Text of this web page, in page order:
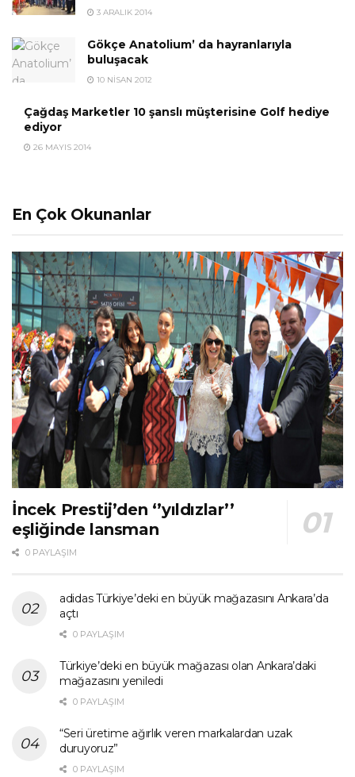
3 ARALIK 2014
Gökçe Anatolium’ da hayranlarıyla
buluşacak
10 NISAN 2012
Çağdaş Marketler 10 şanslı müşterisine Golf hediye
ediyor
26 MAYIS 2014
En Çok Okunanlar
İncek Prestij’den ‘’yıldızlar’’
eşliğinde lansman
0 PAYLAŞIM
adidas Türkiye’deki en büyük mağazasını Ankara’da
açtı
0 PAYLAŞIM
Türkiye’deki en büyük mağazası olan Ankara’daki
mağazasını yeniledi
0 PAYLAŞIM
“Seri üretime ağırlık veren markalardan uzak
duruyoruz”
0 PAYLAŞIM